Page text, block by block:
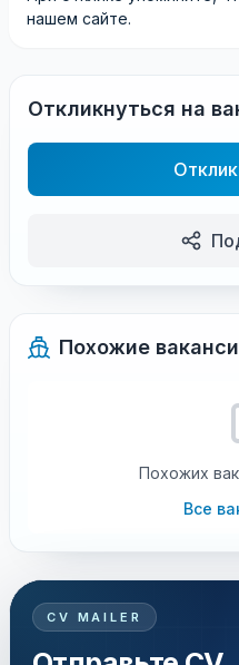
нашем сайте.
Откликнуться на
Похожие
Похожих
Все
CV MAILER